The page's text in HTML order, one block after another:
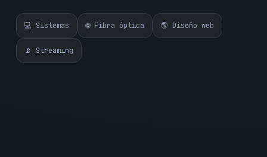
💻 Sistemas 🌐 Fibra óptica 🌎 Diseño web
📡 Streaming